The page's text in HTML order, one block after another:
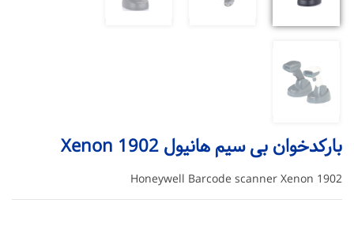
بارکدخوان بی سیم هانیول Xenon 1902
Honeywell Barcode scanner Xenon 1902